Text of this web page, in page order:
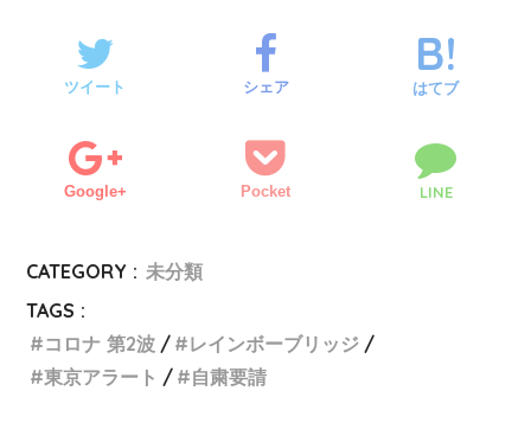
ツイート シェア はてブ
Google+ Pocket LINE
CATEGORY : 未分類
TAGS :
コロナ 第2波
レインボーブリッジ
東京アラート
自粛要請